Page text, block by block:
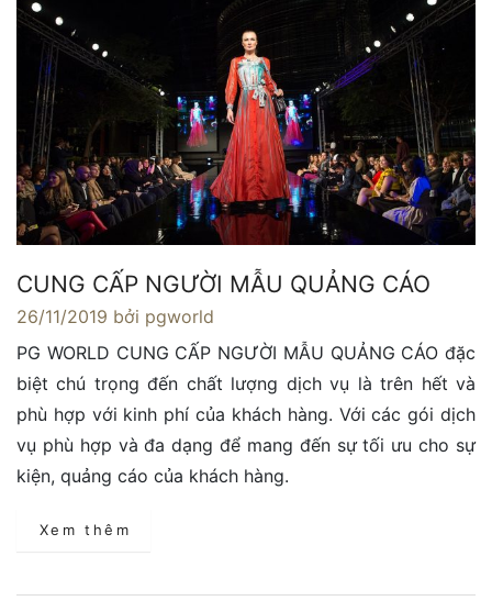
CUNG CẤP NGƯỜI MẪU QUẢNG CÁO
26/11/2019 bởi pgworld
PG WORLD CUNG CẤP NGƯỜI MẪU QUẢNG CÁO đặc
biệt chú trọng đến chất lượng dịch vụ là trên hết và
phù hợp với kinh phí của khách hàng. Với các gói dịch
vụ phù hợp và đa dạng để mang đến sự tối ưu cho sự
kiện, quảng cáo của khách hàng.
Xem thêm